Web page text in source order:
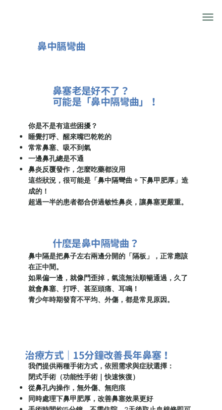
鼻中膈彎曲
什麼是鼻中隔彎曲？
鼻中隔是把鼻子左右兩邊分開的「隔板」，正常應該
在正中間。
如果偏一邊，就像門歪掉，氣流無法順暢通過，久了
就會鼻塞、打呼、甚至頭痛、耳鳴！
青少年時期發育不平均、外傷，都是常見原因。
治療方式｜15分鐘改善長年鼻塞！
我們提供兩種手術方式，依照需求與症狀選擇：
閉式手術（功能性手術｜快速恢復）
從鼻孔內操作，無外傷、無疤痕
同時處理下鼻甲肥厚，改善鼻塞效果更好
鼻塞老是好不了？
可能是「鼻中隔彎曲」！
你是不是有這些困擾？
睡覺打呼、醒來嘴巴乾乾的
常常鼻塞、吸不到氣
一邊鼻孔總是不通
鼻炎反覆發作，怎麼吃藥都沒用
這些狀況，很可能是「鼻中隔彎曲 + 下鼻甲肥厚 」造
成的！
超過一半的患者都合併過敏性鼻炎，讓鼻塞更嚴重。